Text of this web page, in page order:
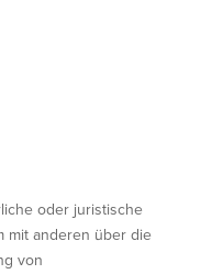
oder juristische
mit anderen über die
von